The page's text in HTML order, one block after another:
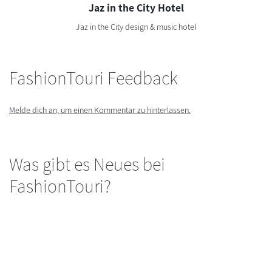
Jaz in the City Hotel
Jaz in the City design & music hotel
FashionTouri Feedback
Melde dich an, um einen Kommentar zu hinterlassen.
Was gibt es Neues bei
FashionTouri?